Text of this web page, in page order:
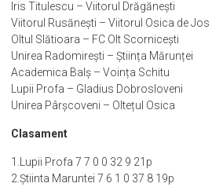
Iris Titulescu – Viitorul Drăgănești
Viitorul Rusănești – Viitorul Osica de Jos
Oltul Slătioara – FC Olt Scornicești
Unirea Radomirești – Știința Mărunței
Academica Balș – Voința Schitu
Lupii Profa – Gladius Dobrosloveni
Unirea Pârșcoveni – Oltețul Osica
Clasament
1.Lupii Profa 7 7 0 0 32 9 21p
2.Știinta Maruntei 7 6 1 0 37 8 19p